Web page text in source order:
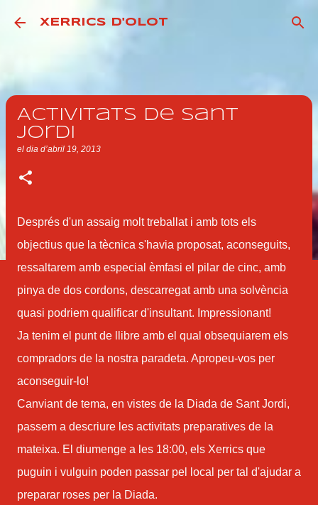
Salta al contingut principal
XERRICS D'OLOT
Activitats de Sant
Jordi
el dia d’abril 19, 2013
Després d'un assaig molt treballat i amb tots els
objectius que la tècnica s'havia proposat, aconseguits,
ressaltarem amb especial èmfasi el pilar de cinc, amb
pinya de dos cordons, descarregat amb una solvència
quasi podriem qualificar d'insultant. Impressionant!
Ja tenim el punt de llibre amb el qual obsequiarem els
compradors de la nostra paradeta. Apropeu-vos per
aconseguir-lo!
Canviant de tema, en vistes de la Diada de Sant Jordi,
passem a descriure les activitats preparatives de la
mateixa. El diumenge a les 18:00, els Xerrics que
puguin i vulguin poden passar pel local per tal d'ajudar a
preparar roses per la Diada.